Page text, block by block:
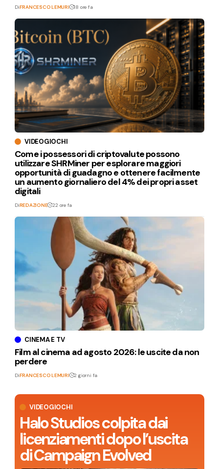
VIDEOGIOCHI
Halo Studios colpita dai
licenziamenti dopo l’uscita
di Campaign Evolved
DiFRANCESCO LEMURI 18 ore fa
VIDEOGIOCHI
Come i possessori di criptovalute possono
utilizzare SHRMiner per esplorare maggiori
opportunità di guadagno e ottenere facilmente
un aumento giornaliero del 4% dei propri asset
digitali
DiREDAZIONE 22 ore fa
CINEMA E TV
Film al cinema ad agosto 2026: le uscite da non
perdere
DiFRANCESCO LEMURI 2 giorni fa